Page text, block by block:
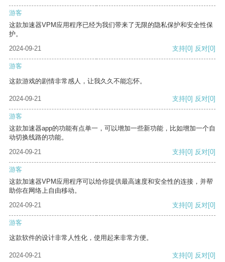
游客
这款加速器VPM应用程序已经为我们带来了无限的隐私保护和安全性保
护。
2024-09-21
支持[0] 反对[0]
游客
这款游戏的剧情非常感人，让我久久不能忘怀。
2024-09-21 支持[0] 反对[0]
游客
这款加速器app的功能有点单一，可以增加一些新功能，比如增加一个自
动切换线路的功能。
2024-09-21
支持[0] 反对[0]
游客
这款加速器VPM应用程序可以给你提供最高速度和安全性的连接，并帮
助你在网络上自由移动。
2024-09-21
支持[0] 反对[0]
游客
这款软件的设计非常人性化，使用起来非常方便。
2024-09-21 支持[0] 反对[0]